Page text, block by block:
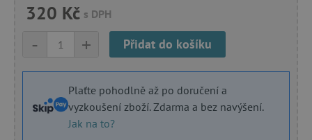
320 Kč s DPH
+
- Přidat do košíku
Plaťte pohodlně až po doručení a
vyzkoušení zboží. Zdarma a bez navýšení.
Jak na to?